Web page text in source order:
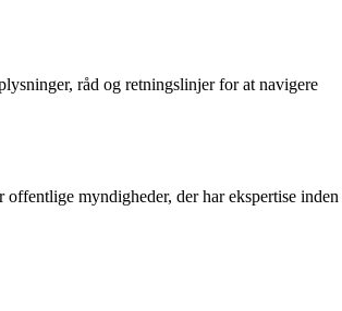
råd og retningslinjer for at navigere
myndigheder, der har ekspertise inden